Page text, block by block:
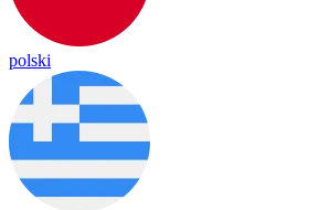
polski